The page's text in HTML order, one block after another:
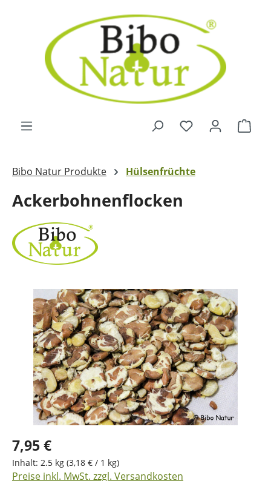
Zum Hauptinhalt springen
Bibo Natur Produkte Hülsenfrüchte
Ackerbohnenflocken
Bildergalerie überspringen
7,95 €
Inhalt: 2.5 kg (3,18 € / 1 kg)
Preise inkl. MwSt. zzgl. Versandkosten